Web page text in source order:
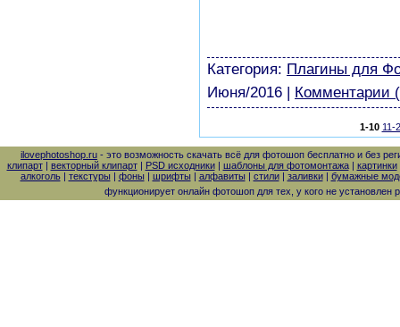
Категория: Плагины для
Июня/2016
Комментарии
1-10 11-
ilovephotoshop.ru - это возможность скачать всё для фотошоп бесплатно и без
клипарт| векторный клипарт| PSD исходники| шаблоны для фотомонтажа| картинки
алкоголь| текстуры| фоны| шрифты| алфавиты| стили| заливки| бумажные
функционирует онлайн фотошоп для тех, у кого не установлен